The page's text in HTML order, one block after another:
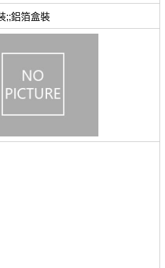
;;鋁箔盒裝